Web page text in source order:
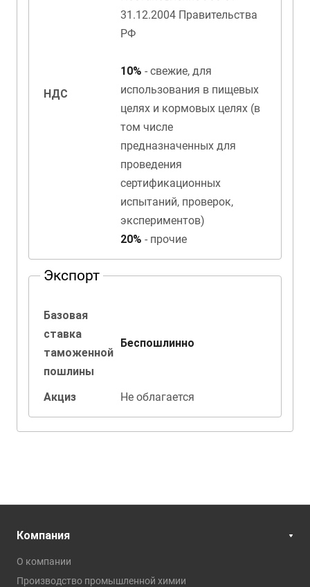
НДС
31.12.2004 Правительства
РФ
10% - свежие, для
использования в пищевых
целях и кормовых целях (в
том числе
предназначенных для
проведения
сертификационных
испытаний, проверок,
экспериментов)
20% - прочие
Экспорт
Базовая
ставка
таможенной
пошлины
Беспошлинно
Акциз Не облагается
Компания
О компании
Производство промышленной химии